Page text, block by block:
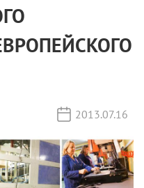
2013.07.16